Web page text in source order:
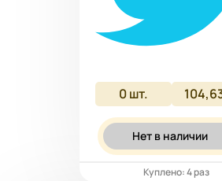
0шт.
Нет в наличии
Куплено: 4 раз